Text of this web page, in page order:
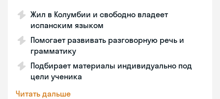
Жил в Колумбии и свободно владеет
испанским языком
Помогает развивать разговорную речь и
грамматику
Подбирает материалы индивидуально под
цели ученика
Читать дальше